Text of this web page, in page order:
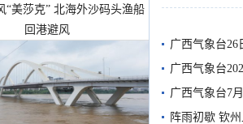
“美莎克” 北海外沙码头渔船
回港避风
有较强降雨
广西气象台26
广西气象台
预警
广西气象台7
阵雨初歇 钦